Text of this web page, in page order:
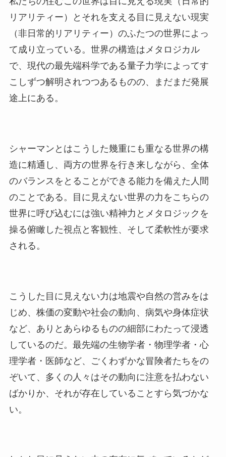
リアリティー）とそれを支える目に見えない現実
（非日常的リアリティー）のふたつの世界によっ
て成り立っている。世界の構造はメタロジカル
で、現代の最先端科学である量子力学によってす
こしずつ解明されつつあるものの、まだまだ発展
途上にある。
シャーマンとはこうした幾重にも重なる世界の構
造に精通し、両方の世界を行き来しながら、全体
のバランスをとることができる能力を備えた人間
のことである。目に見えない世界の力をこちらの
世界に呼び込むには強い精神力とメタロジックを
操る俯瞰した視点と客観性、そして柔軟性が要求
される。
こうした目に見えない力は地震や自然の営みをは
じめ、株価の変動や社会の動向、病気や身体症状
など、ありとあらゆるものの細部にわたって浸透
しているのだ。最先端の生物学者・物理学者・心
理学者・医師など、ごくわずかな冒険者たちをの
ぞいて、多くの人々はその動向に注意を払わない
ばかりか、それが存在していることすら気づかな
い。